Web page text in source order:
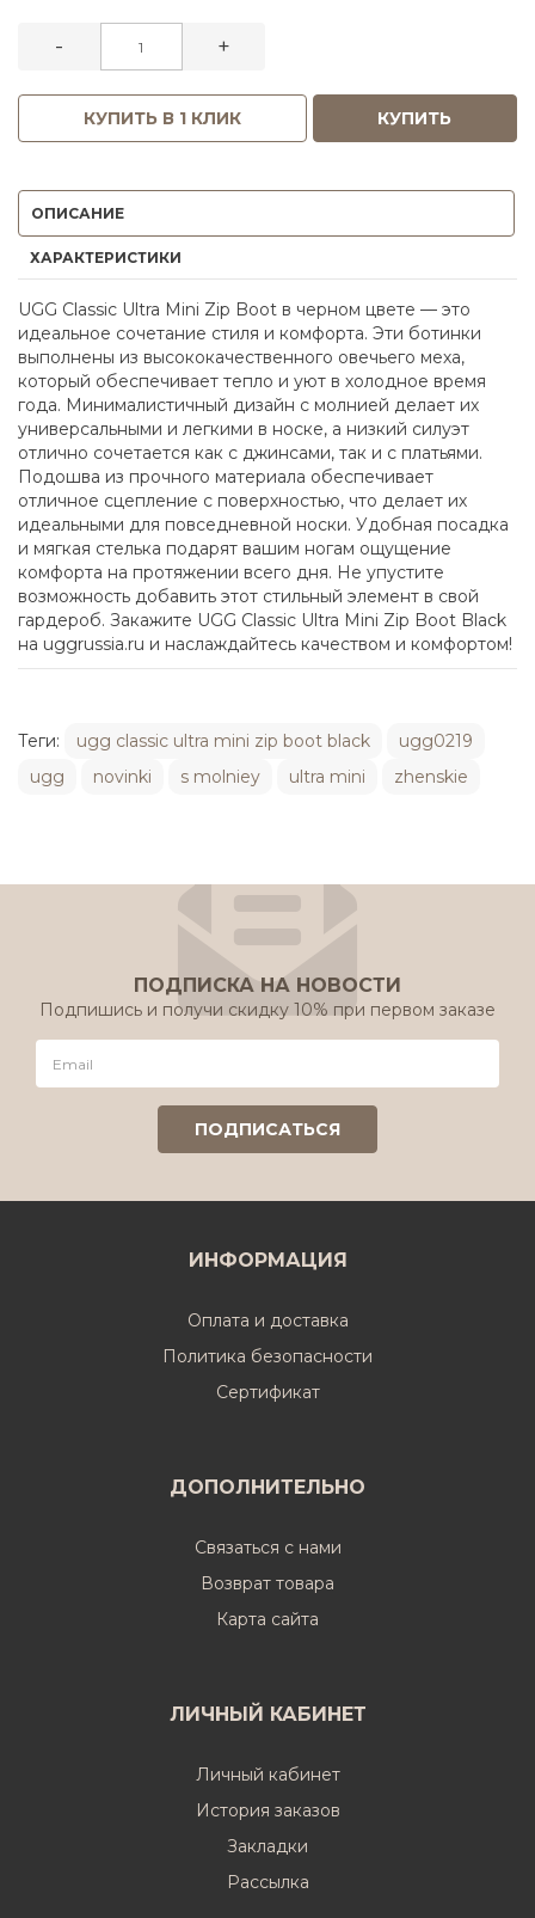
- +
КУПИТЬ В 1 КЛИК КУПИТЬ
ОПИСАНИЕ
ХАРАКТЕРИСТИКИ
UGG Classic Ultra Mini Zip Boot в черном цвете — это
идеальное сочетание стиля и комфорта. Эти ботинки
выполнены из высококачественного овечьего меха,
который обеспечивает тепло и уют в холодное время
года. Минималистичный дизайн с молнией делает их
универсальными и легкими в носке, а низкий силуэт
отлично сочетается как с джинсами, так и с платьями.
Подошва из прочного материала обеспечивает
отличное сцепление с поверхностью, что делает их
идеальными для повседневной носки. Удобная посадка
и мягкая стелька подарят вашим ногам ощущение
комфорта на протяжении всего дня. Не упустите
возможность добавить этот стильный элемент в свой
гардероб. Закажите UGG Classic Ultra Mini Zip Boot Black
на uggrussia.ru и наслаждайтесь качеством и комфортом!
Теги: ugg classic ultra mini zip boot black
ugg0219
ugg
novinki s molniey ultra mini zhenskie
ПОДПИСКА НА НОВОСТИ
Подпишись и получи скидку 10% при первом заказе
ИНФОРМАЦИЯ
Оплата и доставка
Политика безопасности
Cертификат
ДОПОЛНИТЕЛЬНО
Связаться с нами
Возврат товара
Карта сайта
ЛИЧНЫЙ КАБИНЕТ
Личный кабинет
История заказов
Закладки
Рассылка